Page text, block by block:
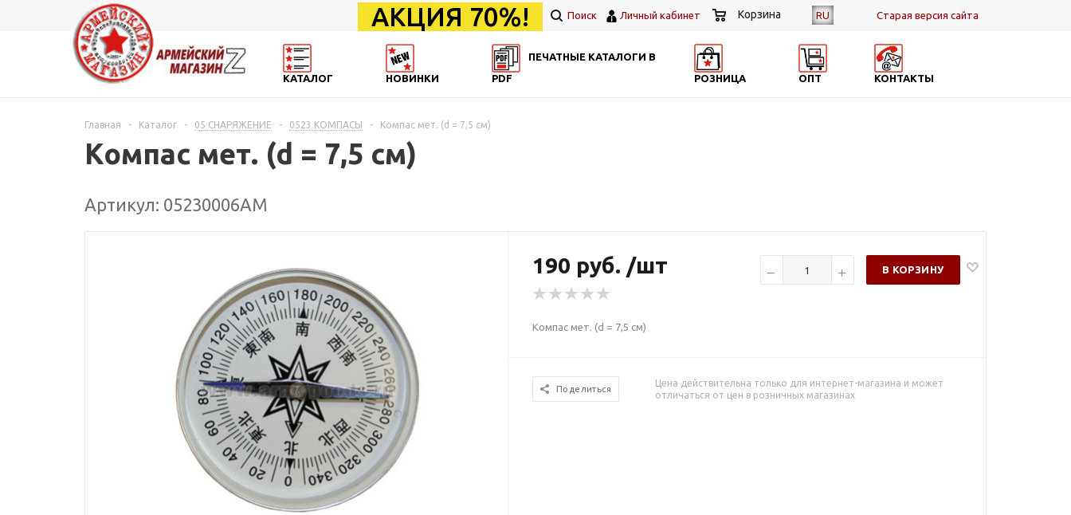
RU Cтарая версия сайта
АКЦИЯ 70%! Поиск Личный кабинет Корзина
КАТАЛОГ НОВИНКИ
ПЕЧАТНЫЕ КАТАЛОГИ В
PDF
РОЗНИЦА ОПТ КОНТАКТЫ
Главная - Каталог - 05 СНАРЯЖЕНИЕ - 0523 КОМПАСЫ - Компас мет. (d = 7,5 см)
Компас мет. (d = 7,5 см)
Артикул: 05230006АМ
190 руб. /шт В КОРЗИНУ
Компас мет. (d = 7,5 см)
Поделиться
Цена действительна только для интернет-магазина и может
отличаться от цен в розничных магазинах